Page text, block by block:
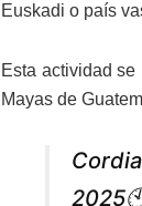
Euskadi o país
Esta actividad
Mayas de